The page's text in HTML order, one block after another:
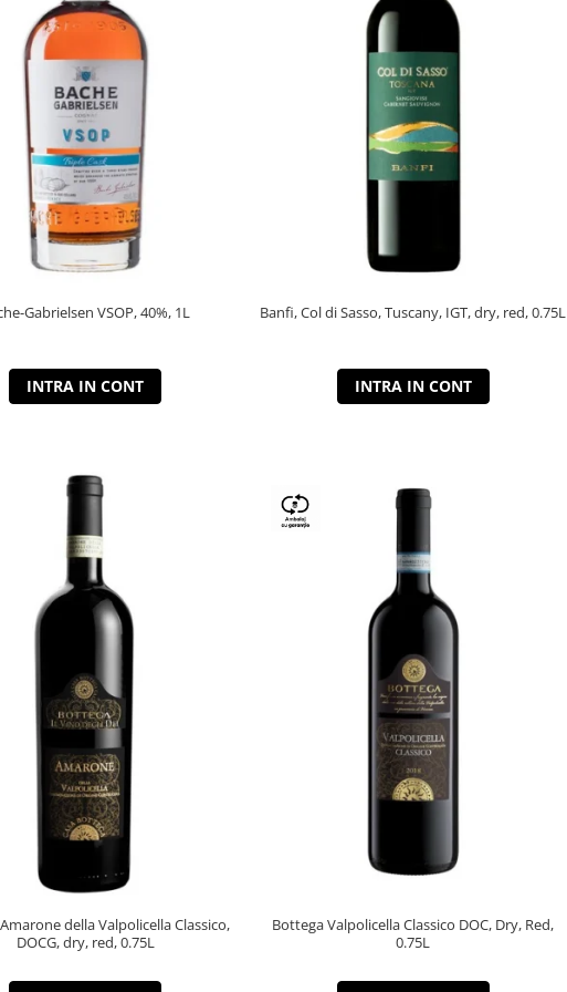
Gabrielsen VSOP, 40%, 1L
INTRA IN CONT
Banfi, Col di Sasso, Tuscany, IGT, dry, red, 0.75L
INTRA IN CONT
della Valpolicella Classico,
DOCG, dry, red, 0.75L
Bottega Valpolicella Classico DOC, Dry, Red,
0.75L